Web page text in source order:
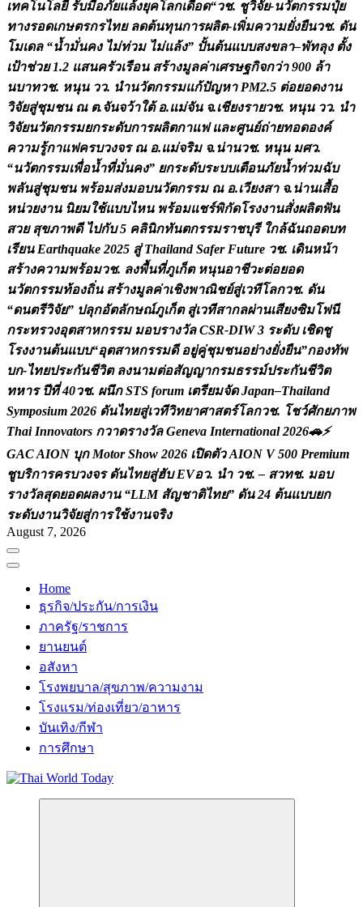
เทคโนโลย รบมอภยแลงยคโลกเดอด“วช. ชวจย-นวตกรรมปย
ทางรอดเกษตรกรไทย ลดตนทนการผลต-เพมความยงยนวช. ดน
โมเดล “นมนคง ไมทวม ไมแลง” ปนตนแบบสงขลา–พทลง ตง
เปาชวย 1.2 แสนครวเรอน สรางมลคาเศรษฐกจกวา 900 ลา
นบาทวช. หนน วว. นนวตกรรมแกปญหา PM2.5 ตอยอดงาน
วจยสชมชน ณ ต.จนจวาใต อ.แมจน จ.เชยงรายวช. หนน วว. น
วจยนวตกรรมยกระดบการผลตกาแฟ และศนยถายทอดองค
ความรกาแฟครบวงจร ณ อ.แมจรม จ.นานวช. หนน มศว.
“นวตกรรมเพอนทมนคง” ยกระดบระบบเตอนภยนทวมฉบ
พลนสชมชน พรอมสงมอบนวตกรรม ณ อ.เวยงสา จ.นานเสอ
หนวยงาน นยมใชแบบไหน พรอมแชรพกดโรงงานสงผลตฟน
สวย สขภาพด ไปกบ 5 คลนกทนตกรรมราชบร ใกลฉนถอดบท
เรยน Earthquake 2025 ส Thailand Safer Future วช. เดนหนา
สรางความพรอมวช. ลงพนทภเกต หนนอาชวะตอยอด
นวตกรรมทองถน สรางมลคาเชงพาณชยสเวทโลกวช. ดน
“ดนตรวจย” ปลกอตลกษณภเกต สเวทสากลผานเสยงซมโฟน
กระทรวงอตสาหกรรม มอบรางวล CSR-DIW 3 ระดบ เชดช
โรงงานตนแบบ“อตสาหกรรมด อยคชมชนอยางยงยน”กองทพ
บก-ไทยประกนชวต ลงนามตอสญญากรมธรรมประกนชวต
ทหาร ปท 40วช. ผนก STS forum เตรยมจด Japan–Thailand
Symposium 2026 ดนไทยสเวทวทยาศาสตรโลกวช. โชวศกยภาพ
Thai Innovators กวาดรางวล Geneva International 2026⚡
GACAION บก Motor Show 2026 เปดตว AION V 500 Premium
ชบรการครบวงจร ดนไทยสฮบ EVอว. น วช. – สวทช. มอบ
รางวลสดยอดผลงาน “LLM สญชาตไทย” ดน 24 ตนแบบยก
ระดบงานวจยสการใชงานจรง
August 7, 2026
Home
ธุรกิจ/ประกัน/การเงิน
ภาครัฐ/ราชการ
ยานยนต์
อสังหา
โรงพยบาล/สุขภาพ/ความงาม
โรงแรม/ท่องเที่ยว/อาหาร
บันเทิง/กีฬา
การศึกษา